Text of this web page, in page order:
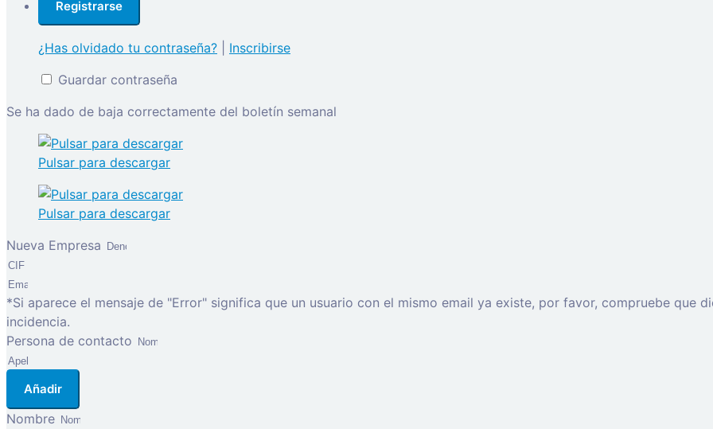
¿Has olvidado tu contraseña?
Inscribirse
Guardar contraseña
Se ha dado de baja correctamente del boletín semanal
Pulsar para descargar
Pulsar para descargar
Nueva Empresa
*Si aparece el mensaje de "Error" significa que un usuario con el mismo email ya existe, por favor, compruebe que
incidencia.
Persona de contacto
Añadir
Nombre